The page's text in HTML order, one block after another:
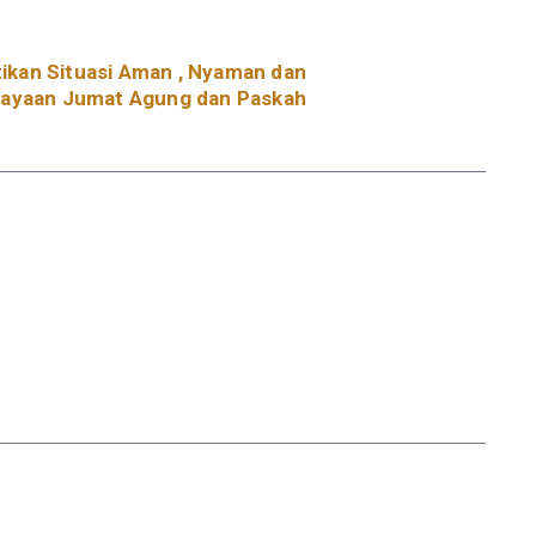
Situasi Aman , Nyaman dan
Jumat Agung dan Paskah